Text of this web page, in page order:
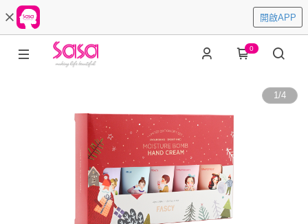
開啟APP
0
1/4